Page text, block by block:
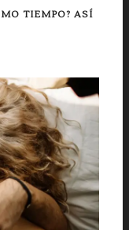
TIEMPO? ASÍ